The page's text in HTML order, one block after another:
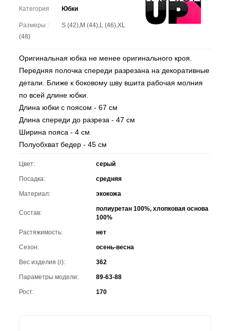
Категория
Юбки
Размеры :
S (42),M (44),L (46),XL
(48)
Оригинальная юбка не менее оригинального кроя.
Передняя полочка спереди разрезана на декоративные
детали. Ближе к боковому шву вшита рабочая молния
по всей длине юбки.
Длина юбки с поясом - 67 см
Длина спереди до разреза - 47 см
Ширина пояса - 4 см
Полуобхват бедер - 45 см
Цвет: серый
Посадка: средняя
Материал: экокожа
Состав:
полиуретан 100%, хлопковая основа
100%
Растяжимость: нет
Сезон: осень-весна
Вес изделия (г): 362
Параметры модели: 89-63-88
Рост: 170